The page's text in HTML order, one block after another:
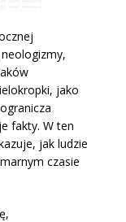
jako
fakty. W ten
jak ludzie
czasie